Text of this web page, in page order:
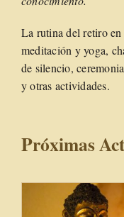
La rutina del retiro
meditación y yoga,
de silencio,
y otras actividades.
Próximas